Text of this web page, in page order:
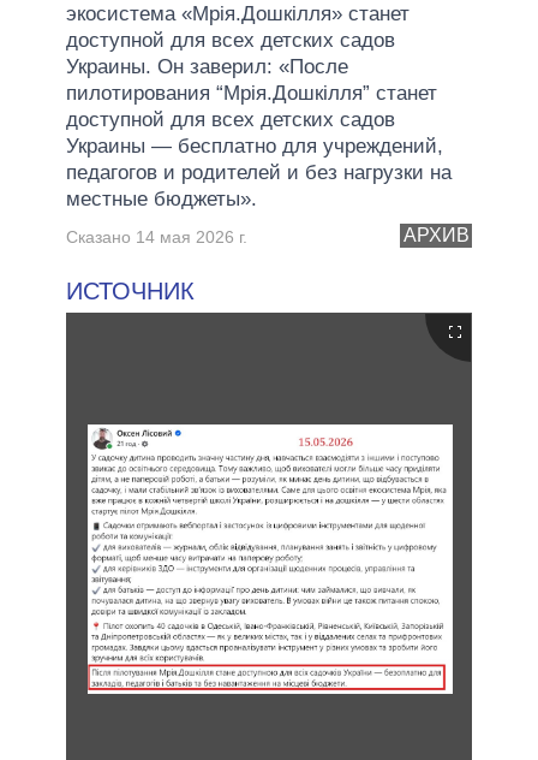
экосистема «Мрія.Дошкілля» станет
доступной для всех детских садов
Украины. Он заверил: «После
пилотирования “Мрія.Дошкілля” станет
доступной для всех детских садов
Украины — бесплатно для учреждений,
педагогов и родителей и без нагрузки на
местные бюджеты».
АРХИВ
Сказано 14 мая 2026 г.
ИСТОЧНИК